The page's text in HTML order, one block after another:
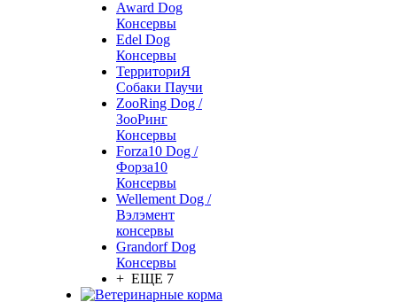
Award Dog
Консервы
Edel Dog
Консервы
ТерриториЯ
Собаки Паучи
ZooRing Dog /
ЗооРинг
Консервы
Forza10 Dog /
Форза10
Консервы
Wellement Dog /
Вэлэмент
консервы
Grandorf Dog
Консервы
+ ЕЩЕ 7